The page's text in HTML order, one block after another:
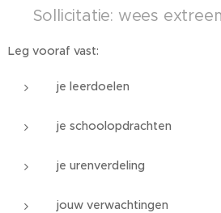
📄 Sollicitatie: wees
Leg vooraf vast:
je leerdoelen
je schoolopdrachten
je urenverdeling
jouw verwachtingen